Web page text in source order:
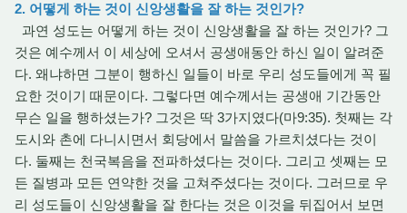
2. 어떻게 하는 것이 신앙생활을 잘 하는 것인가?
과연 성도는 어떻게 하는 것이 신앙생활을 잘 하는 것인가? 그
것은 예수께서 이 세상에 오셔서 공생애동안 하신 일이 알려준
다. 왜냐하면 그분이 행하신 일들이 바로 우리 성도들에게 꼭 필
요한 것이기 때문이다. 그렇다면 예수께서는 공생애 기간동안
무슨 일을 행하셨는가? 그것은 딱 3가지였다(마9:35). 첫째는 각
도시와 촌에 다니시면서 회당에서 말씀을 가르치셨다는 것이
다. 둘째는 천국복음을 전파하셨다는 것이다. 그리고 셋째는 모
든 질병과 모든 연약한 것을 고쳐주셨다는 것이다. 그러므로 우
리 성도들이 신앙생활을 잘 한다는 것은 이것을 뒤집어서 보면